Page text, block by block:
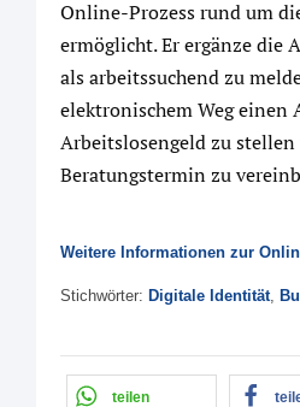
Online-Prozess rund um
ermöglicht. Er ergänze die
als arbeitssuchend zu
elektronischem Weg einen
Arbeitslosengeld zu
Beratungstermin zu
Weitere Informationen zur
Stichwörter: Digitale Identität
teilen